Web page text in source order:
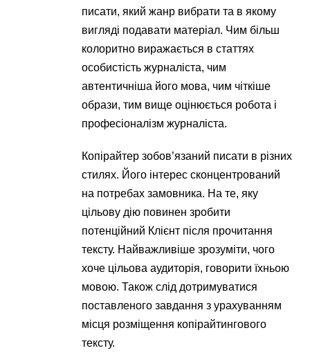
писати, який жанр вибрати та в якому
вигляді подавати матеріал. Чим більш
колоритно виражається в статтях
особистість журналіста, чим
автентичніша його мова, чим чіткіше
образи, тим вище оцінюється робота і
професіоналізм журналіста.
Копірайтер зобов’язаний писати в різних
стилях. Його інтерес сконцентрований
на потребах замовника. На те, яку
цільову дію повинен зробити
потенційний Клієнт після прочитання
тексту. Найважливіше зрозуміти, чого
хоче цільова аудиторія, говорити їхньою
мовою. Також слід дотримуватися
поставленого завдання з урахуванням
місця розміщення копірайтингового
тексту.